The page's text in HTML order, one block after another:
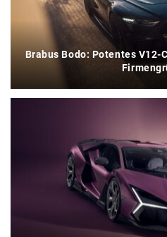
Brabus Bodo: Potentes V12-